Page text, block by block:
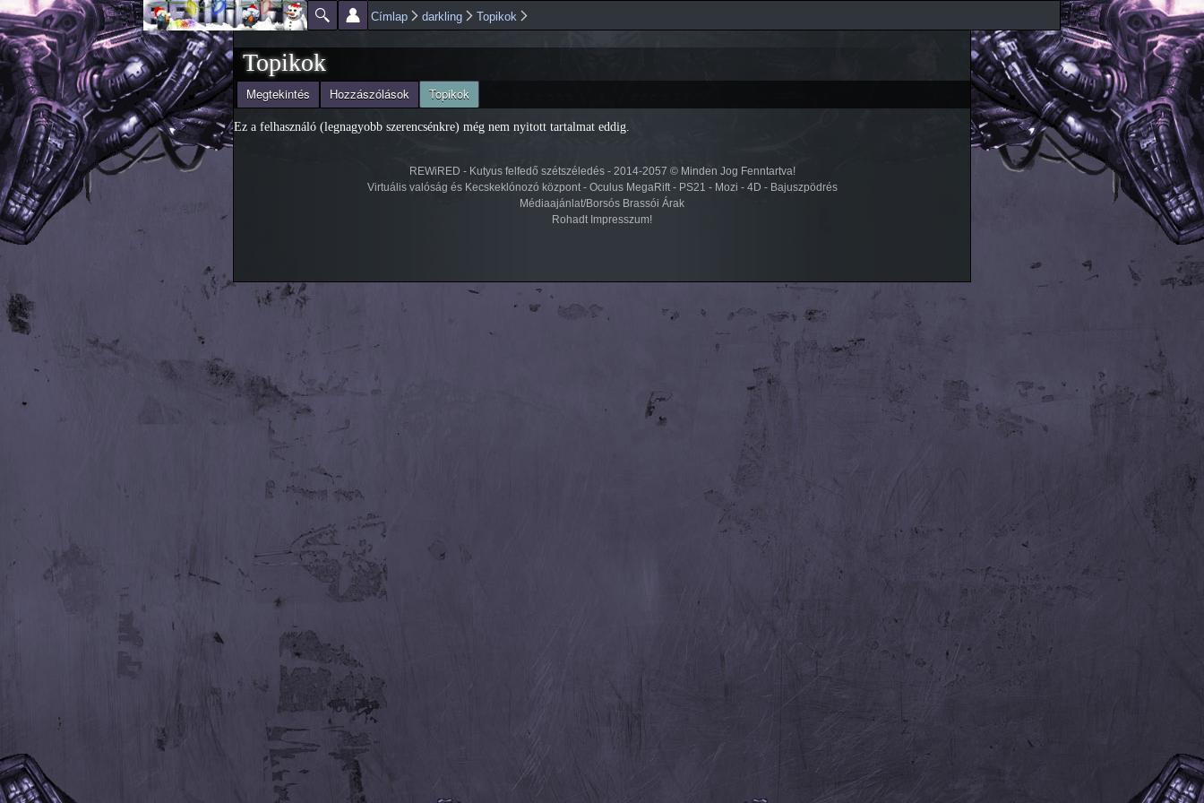
tartalomra
Főmenü
Jelenlegi hely
Címlap darkling Topikok
Topikok
Elsődleges fülek
Megtekintés Hozzászólások Topikok
(aktív fül)
Ez a felhasználó (legnagyobb szerencsénkre) még nem nyitott tartalmat eddig.
REWiRED - Kutyus felfedő szétszéledés - 2014-2057 © Minden Jog Fenntartva!
Virtuális valóság és Kecskeklónozó központ - Oculus MegaRift - PS21 - Mozi - 4D - Bajuszpödrés
Médiaajánlat/Borsós Brassói Árak
Rohadt Impresszum!